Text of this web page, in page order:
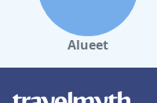
Alueet